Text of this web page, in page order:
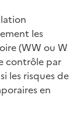
les
(WW ou W
contrôle par
les risques de
en